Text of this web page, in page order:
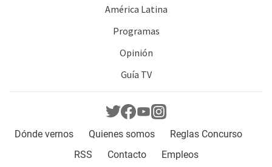
América Latina
Programas
Opinión
Guía TV
Dónde vernos Quienes somos
Reglas Concurso
RSS
Contacto Empleos